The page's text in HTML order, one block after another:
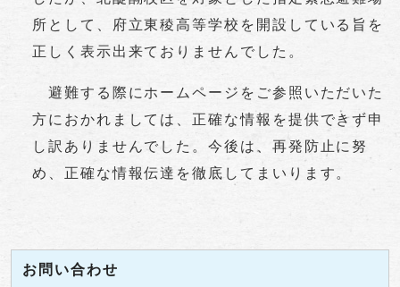
所として、府立東稜高等学校を開設している旨を
正しく表示出来ておりませんでした。
避難する際にホームページをご参照いただいた
方におかれましては、正確な情報を提供できず申
し訳ありませんでした。今後は、再発防止に努
め、正確な情報伝達を徹底してまいります。
お問い合わせ